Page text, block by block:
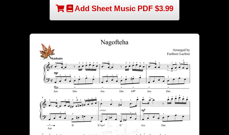
Add Sheet Music PDF $3.99